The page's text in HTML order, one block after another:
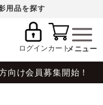
用品を探す
ログインカート
向け会員募集開始！